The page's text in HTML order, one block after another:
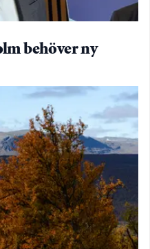
behöver ny